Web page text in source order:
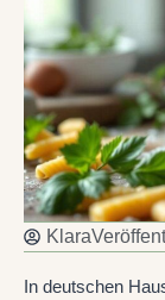
Klara
In deutschen